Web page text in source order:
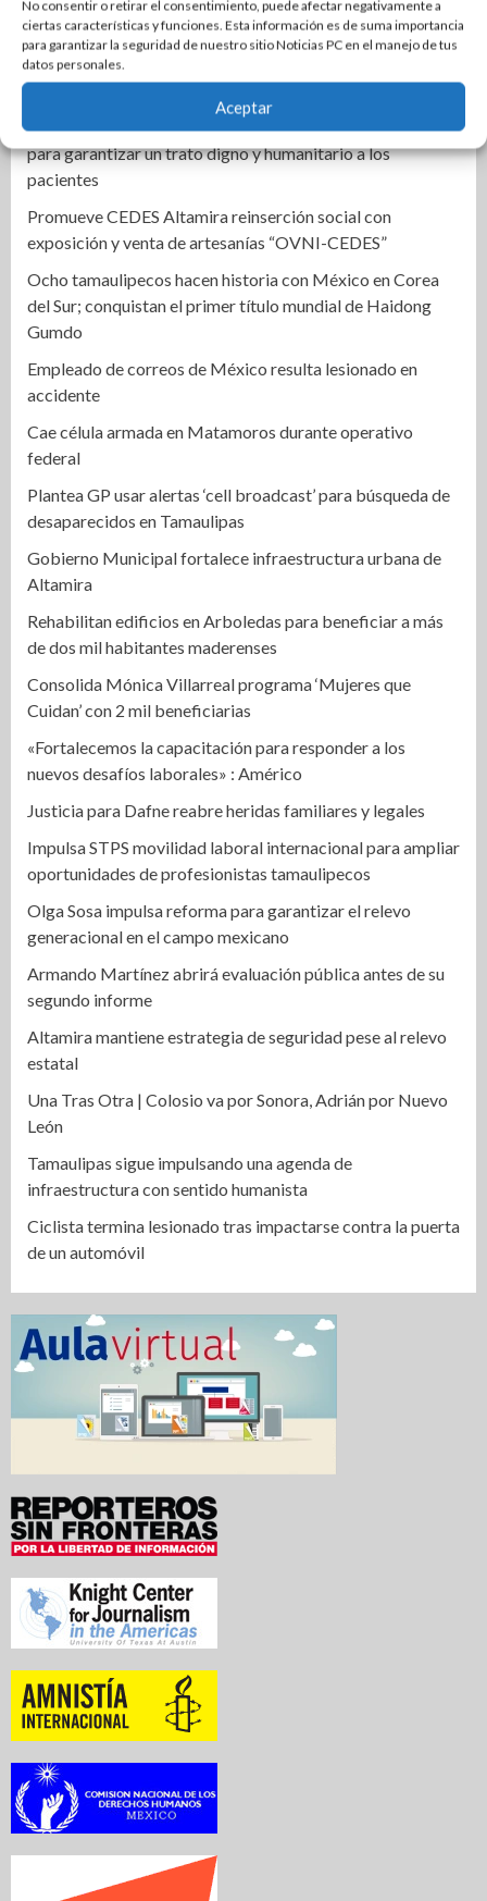
No consentir o retirar el consentimiento, puede afectar negativamente a
ciertas características y funciones. Esta información es de suma importancia
para garantizar la seguridad de nuestro sitio Noticias PC en el manejo de tus
datos personales.
Aceptar
Impulsa Tamaulipas exportación de productos locales con
programa “De Tamaulipas para Texas, exportar también
es para ti”
Instala Sector Salud Comité Estatal de Calidad en Salud
para garantizar un trato digno y humanitario a los
pacientes
Promueve CEDES Altamira reinserción social con
exposición y venta de artesanías “OVNI-CEDES”
Ocho tamaulipecos hacen historia con México en Corea
del Sur; conquistan el primer título mundial de Haidong
Gumdo
Empleado de correos de México resulta lesionado en
accidente
Cae célula armada en Matamoros durante operativo
federal
Plantea GP usar alertas ‘cell broadcast’ para búsqueda de
desaparecidos en Tamaulipas
Gobierno Municipal fortalece infraestructura urbana de
Altamira
Rehabilitan edificios en Arboledas para beneficiar a más
de dos mil habitantes maderenses
Consolida Mónica Villarreal programa ‘Mujeres que
Cuidan’ con 2 mil beneficiarias
«Fortalecemos la capacitación para responder a los
nuevos desafíos laborales» : Américo
Justicia para Dafne reabre heridas familiares y legales
Impulsa STPS movilidad laboral internacional para ampliar
oportunidades de profesionistas tamaulipecos
Olga Sosa impulsa reforma para garantizar el relevo
generacional en el campo mexicano
Armando Martínez abrirá evaluación pública antes de su
segundo informe
Altamira mantiene estrategia de seguridad pese al relevo
estatal
Una Tras Otra | Colosio va por Sonora, Adrián por Nuevo
León
Tamaulipas sigue impulsando una agenda de
infraestructura con sentido humanista
Ciclista termina lesionado tras impactarse contra la puerta
de un automóvil